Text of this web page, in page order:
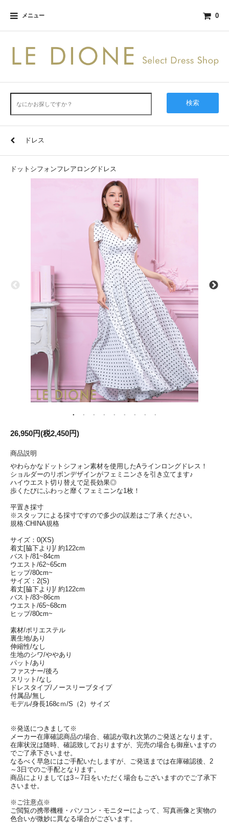
メニュー 0
検索
ドレス
ドットシフォンフレアロングドレス
26,950円(税2,450円)
商品説明
やわらかなドットシフォン素材を使用したAラインロングドレス！
ショルダーのリボンデザインがフェミニンさを引き立てます♪
ハイウエスト切り替えで足長効果◎
歩くたびにふわっと靡くフェミニンな1枚！
平置き採寸
※スタッフによる採寸ですので多少の誤差はご了承ください。
規格:CHINA規格
サイズ：0(XS)
着丈[脇下より]/ 約122cm
バスト/81~84cm
ウエスト/62~65cm
ヒップ/80cm~
サイズ：2(S)
着丈[脇下より]/ 約122cm
バスト/83~86cm
ウエスト/65~68cm
ヒップ/80cm~
素材/ポリエステル
裏生地/あり
伸縮性/なし
生地のシワ/ややあり
パット/あり
ファスナー/後ろ
スリット/なし
ドレスタイプ/ノースリーブタイプ
付属品/無し
モデル/身長168cｍ/S（2）サイズ
※発送につきまして※
メーカー在庫確認商品の場合、確認が取れ次第のご発送となります。
在庫状況は随時、確認致しておりますが、完売の場合も御座いますの
でご了承下さいませ。
なるべく早急にはご手配いたしますが、ご発送までは在庫確認後、2
～3日でのご手配となります。
商品によりましては3～7日をいただく場合もございますのでご了承下
さいませ。
※ご注意点※
ご閲覧の携帯機種・パソコン・モニターによって、写真画像と実物の
色合いが微妙に異なる場合がございます。